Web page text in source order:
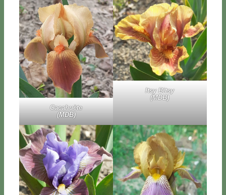
Ca­ca­huè­te
(MDB)
Itsy Bi­tsy
(MDB)